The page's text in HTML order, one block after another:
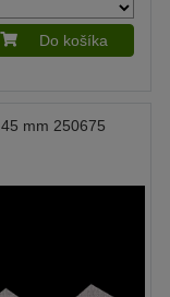
Do košíka
mm 250675